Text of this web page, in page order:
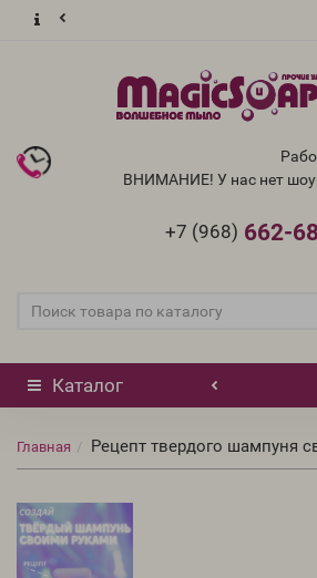
ВНИМАНИЕ! У нас нет
+7 (968) 662-
Каталог
Главная Рецепт твердого шампуня